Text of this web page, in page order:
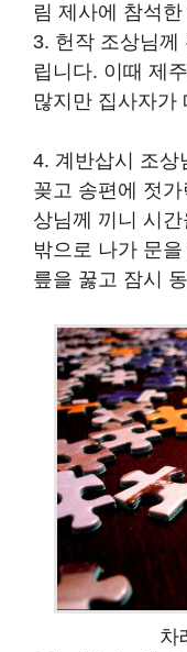
림 제사에 참석
3. 헌작 조상님께
립니다. 이때 제
많지만 집사자가
4. 계반삽시 조상
꽂고 송편에 젓
상님께 끼니 시
밖으로 나가 문
릎을 꿇고 잠시
차